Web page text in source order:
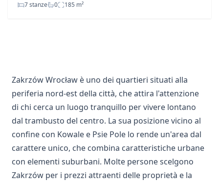
7 stanze 0 185 m²
Zakrzów Wrocław è uno dei quartieri situati alla
periferia nord-est della città, che attira l'attenzione
di chi cerca un luogo tranquillo per vivere lontano
dal trambusto del centro. La sua posizione vicino al
confine con Kowale e Psie Pole lo rende un'area dal
carattere unico, che combina caratteristiche urbane
con elementi suburbani. Molte persone scelgono
Zakrzów per i prezzi attraenti delle proprietà e la